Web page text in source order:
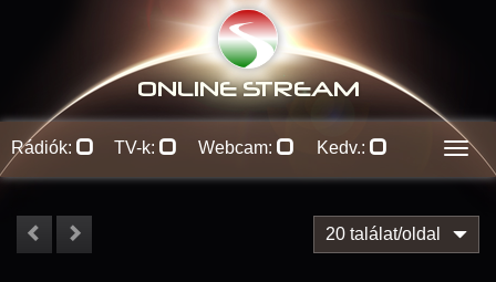
ONLINE STREAM
Rádiók: TV-k: Webcam: Kedv.:
20 találat/oldal